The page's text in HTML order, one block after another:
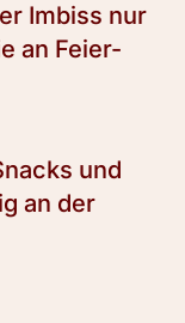
Imbiss nur
an Feier-
und
an der